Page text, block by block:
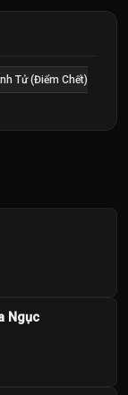
Tử (Điểm Chết)
Ngục